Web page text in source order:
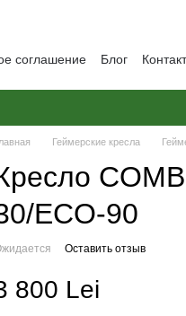
соглашение Блог
Геймерские кресла
ECO-90
Оставить отзыв
800 Lei